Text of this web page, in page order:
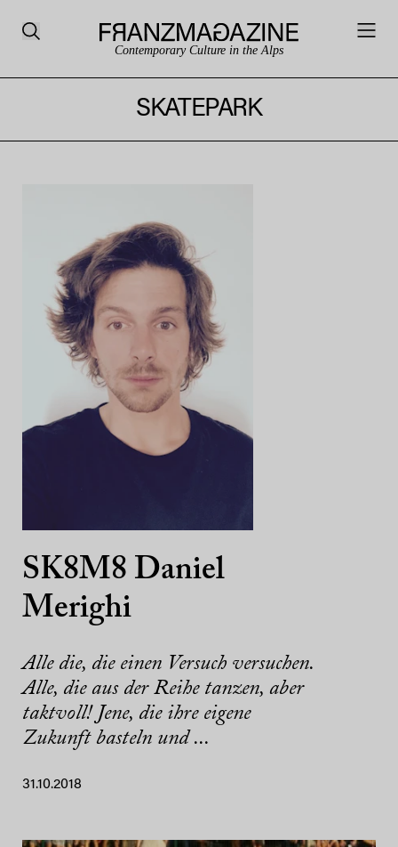
Contemporary Culture in the Alps
SKATEPARK
SK8M8 Daniel
Merighi
Alle die, die einen Versuch versuchen.
Alle, die aus der Reihe tanzen, aber
taktvoll! Jene, die ihre eigene
Zukunft basteln und ...
31.10.2018